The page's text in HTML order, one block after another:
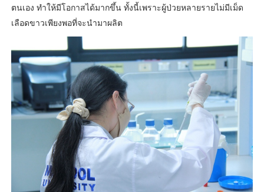
ตนเอง ทำให้มีโอกาสได้มากขึ้น ทั้งนี้เพราะผู้ป่วยหลายรายไม่มีเม็ด
เลือดขาวเพียงพอที่จะนำมาผลิต